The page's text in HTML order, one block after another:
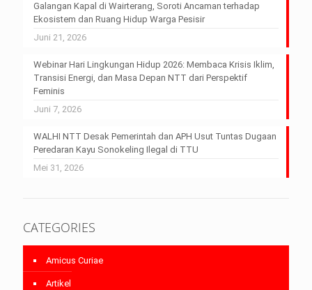
Galangan Kapal di Wairterang, Soroti Ancaman terhadap
Ekosistem dan Ruang Hidup Warga Pesisir
Juni 21, 2026
Webinar Hari Lingkungan Hidup 2026: Membaca Krisis Iklim,
Transisi Energi, dan Masa Depan NTT dari Perspektif
Feminis
Juni 7, 2026
WALHI NTT Desak Pemerintah dan APH Usut Tuntas Dugaan
Peredaran Kayu Sonokeling Ilegal di TTU
Mei 31, 2026
CATEGORIES
Amicus Curiae
Artikel